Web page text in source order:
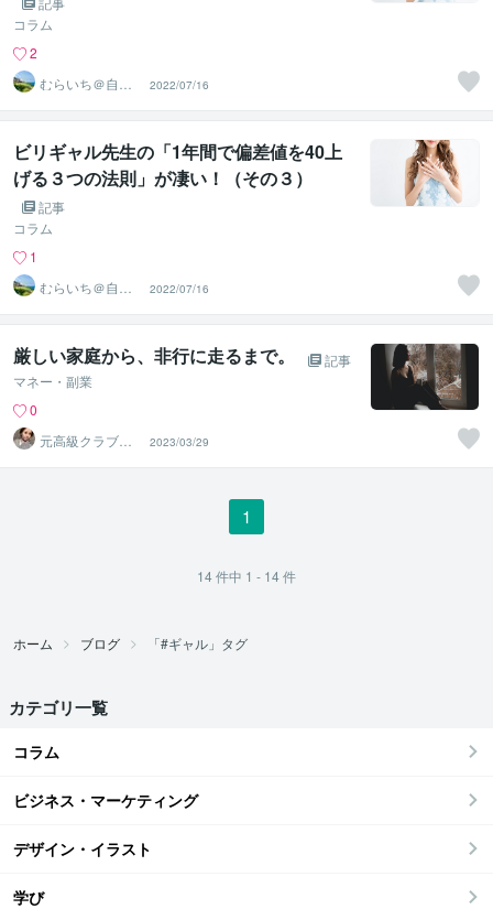
コラム
2
むらいち＠自己
啓発ライター
2022/07/16
ビリギャル先生の「1年間で偏差値を40上
げる３つの法則」が凄い！（その３）
記事
コラム
1
むらいち＠自己
啓発ライター
2022/07/16
厳しい家庭から、非行に走るまで。
記事
マネー・副業
0
元高級クラブナ
ンバーワンホス
テス 夕子
2023/03/29
1
14件中 1 - 14件
ホーム ブログ 「#ギャル」タグ
カテゴリ一覧
コラム
ビジネス・マーケティング
デザイン・イラスト
学び